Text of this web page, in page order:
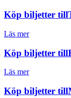
Köp biljetter till
Läs mer
Köp biljetter till
Läs mer
Köp biljetter till